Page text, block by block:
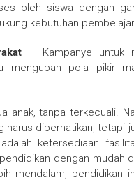
oleh siswa dengan
kebutuhan
– Kampanye untuk
mengubah pola pikir
anak, tanpa terkecuali.
harus diperhatikan, tetapi
ketersediaan
dengan mudah
mendalam, pendidikan